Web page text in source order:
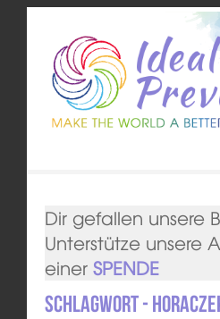
Dir gefallen unsere
Unterstütze unsere
einer SPENDE
Schlagwort -